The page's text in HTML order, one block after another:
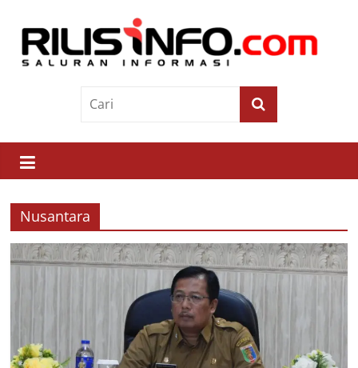
contentRilis
Saluran
Informasi
Nusantara